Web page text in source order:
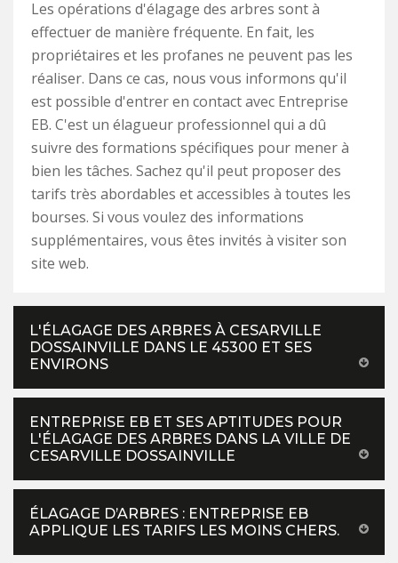
Les opérations d'élagage des arbres sont à
effectuer de manière fréquente. En fait, les
propriétaires et les profanes ne peuvent pas les
réaliser. Dans ce cas, nous vous informons qu'il
est possible d'entrer en contact avec Entreprise
EB. C'est un élagueur professionnel qui a dû
suivre des formations spécifiques pour mener à
bien les tâches. Sachez qu'il peut proposer des
tarifs très abordables et accessibles à toutes les
bourses. Si vous voulez des informations
supplémentaires, vous êtes invités à visiter son
site web.
L'ÉLAGAGE DES ARBRES À CESARVILLE
DOSSAINVILLE DANS LE 45300 ET SES
ENVIRONS
ENTREPRISE EB ET SES APTITUDES POUR
L'ÉLAGAGE DES ARBRES DANS LA VILLE DE
CESARVILLE DOSSAINVILLE
ÉLAGAGE D’ARBRES : ENTREPRISE EB
APPLIQUE LES TARIFS LES MOINS CHERS.